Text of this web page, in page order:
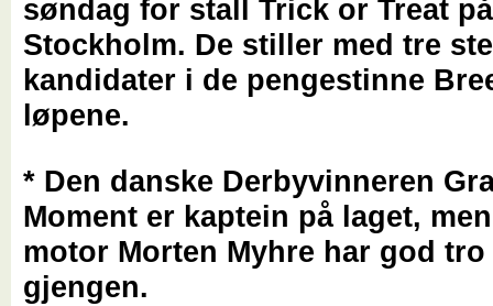
søndag for stall Trick or Treat
Stockholm. De stiller med tre
kandidater i de pengestinne
løpene.
* Den danske Derbyvinneren
Moment er kaptein på laget,
motor Morten Myhre har god tro
gjengen.